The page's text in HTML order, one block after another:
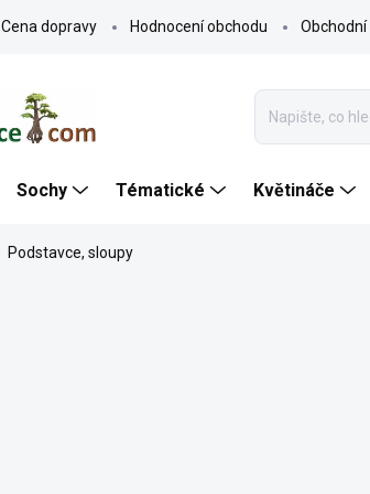
Cena dopravy Hodnocení obchodu
Sochy Tématické Květináče
Podstavce, sloupy